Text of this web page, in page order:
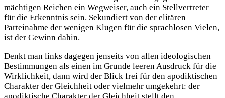
mächtigen Reichen ein Wegweiser, auch ein Stellvertreter
für die Erkenntnis sein. Sekundiert von der elitären
Parteinahme der wenigen Klugen für die sprachlosen Vielen,
ist der Gewinn dahin.
Denkt man links dagegen jenseits von allen ideologischen
Bestimmungen als einen im Grunde leeren Ausdruck für die
Wirklichkeit, dann wird der Blick frei für den apodiktischen
Charakter der Gleichheit oder vielmehr umgekehrt: der
apodiktische Charakter der Gleichheit stellt den